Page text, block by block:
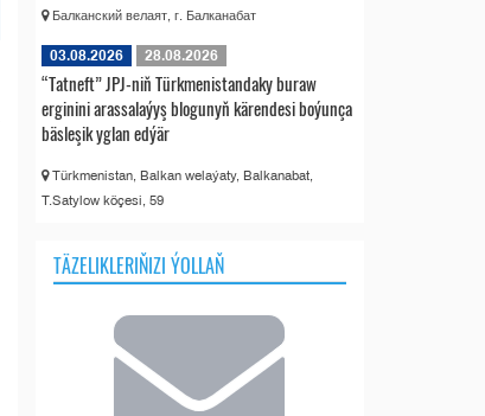
Балканский велаят, г. Балканабат
03.08.2026 28.08.2026
“Tatneft” JPJ-niň Türkmenistandaky buraw
erginini arassalaýyş blogunyň kärendesi boýunça
bäsleşik yglan edýär
Türkmenistan, Balkan welaýaty, Balkanabat,
T.Satylow köçesi, 59
TÄZELIKLERIŇIZI ÝOLLAŇ